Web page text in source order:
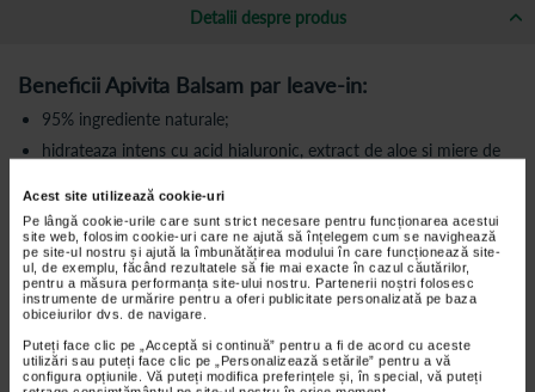
Acest site utilizează cookie-uri
Pe lângă cookie-urile care sunt strict necesare pentru funcționarea acestui
site web, folosim cookie-uri care ne ajută să înțelegem cum se navighează
pe site-ul nostru și ajută la îmbunătățirea modului în care funcționează site-
ul, de exemplu, făcând rezultatele să fie mai exacte în cazul căutărilor,
pentru a măsura performanța site-ului nostru. Partenerii noștri folosesc
instrumente de urmărire pentru a oferi publicitate personalizată pe baza
obiceiurilor dvs. de navigare.
Puteți face clic pe „Acceptă si continuă” pentru a fi de acord cu aceste
utilizări sau puteți face clic pe „Personalizează setările” pentru a vă
configura opțiunile. Vă puteți modifica preferințele și, în special, vă puteți
Detalii despre produs
Beneficii Apivita Balsam par leave-in:
95% ingrediente naturale;
hidrateaza intens cu acid hialuronic, extract de aloe si miere de
previne ruperea si varfurile despicate si controleaza electrizarea
cu cheratina vegetala;
protejeaza de factorii de stres externi (poluarea aerului si styling),
datorita complexului APISHIELD HS;
descurca, in timp ce lasa parul extrem de moale si suplu cu ulei
de masline si abisinian
apa din formula a fost inlocuita cu o infuzie de rozmarin organic
grecesc pentru pentru proprietatile sale tonice si anti-